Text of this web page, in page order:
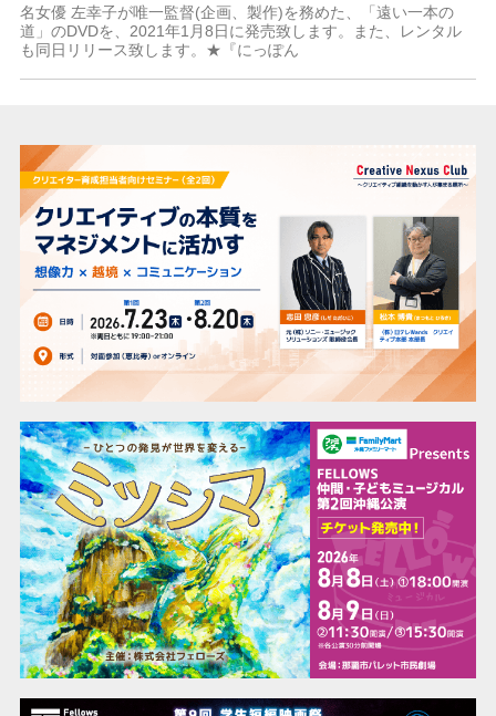
名女優 左幸子が唯一監督(企画、製作)を務めた、「遠い一本の
道」のDVDを、2021年1月8日に発売致します。また、レンタル
も同日リリース致します。★『にっぽん